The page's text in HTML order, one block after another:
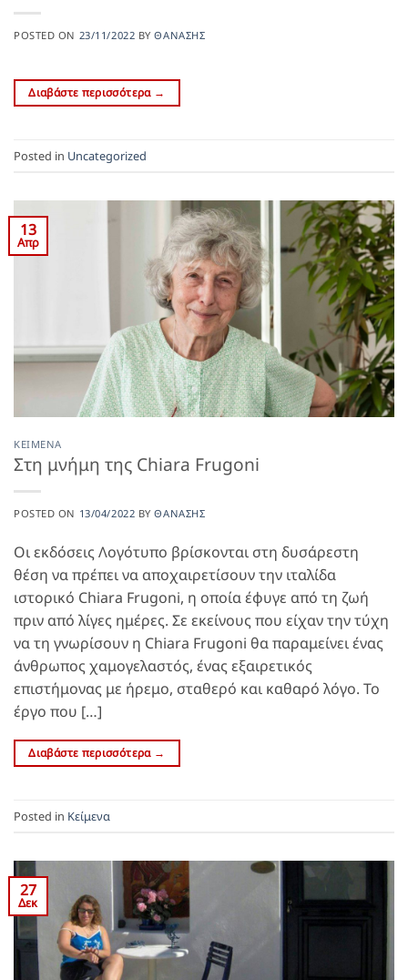
POSTED ON 23/11/2022 BYΘΑΝΆΣΗΣ
Διαβάστε περισσότερα →
Posted in Uncategorized
13
Απρ
ΚΕΊΜΕΝΑ
Στη μνήμη της Chiara Frugoni
POSTED ON 13/04/2022 BYΘΑΝΆΣΗΣ
Οι εκδόσεις Λογότυπο βρίσκονται στη δυσάρεστη
θέση να πρέπει να αποχαιρετίσουν την ιταλίδα
ιστορικό Chiara Frugoni, η οποία έφυγε από τη ζωή
πριν από λίγες ημέρες. Σε εκείνους που είχαν την τύχη
να τη γνωρίσουν η Chiara Frugoni θα παραμείνει ένας
άνθρωπος χαμογελαστός, ένας εξαιρετικός
επιστήμονας με ήρεμο, σταθερό και καθαρό λόγο. Το
έργο που […]
Διαβάστε περισσότερα →
Posted in Κείμενα
27
Δεκ